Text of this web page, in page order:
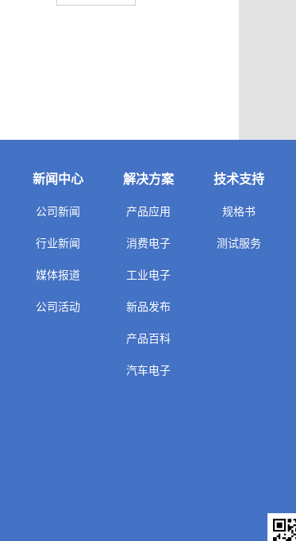
新闻中心
公司新闻
行业新闻
媒体报道
公司活动
解决方案
产品应用
消费电子
工业电子
新品发布
产品百科
汽车电子
技术支持
规格书
测试服务